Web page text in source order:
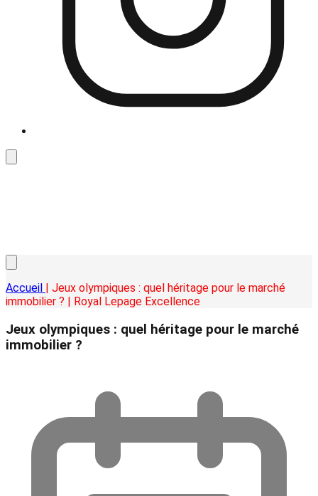
Accueil | Jeux olympiques : quel héritage pour le marché
immobilier ? | Royal Lepage Excellence
Jeux olympiques : quel héritage pour le marché
immobilier ?